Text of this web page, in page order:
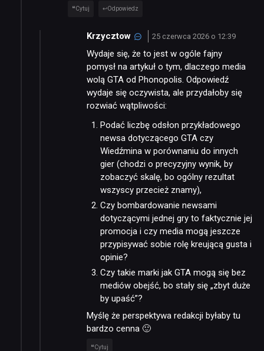
Cytuj Odpowiedz
Krzycztow 25 czerwca 2026 o 12:39
Wydaje się, że to jest w ogóle fajny
pomysł na artykuł o tym, dlaczego media
wolą GTA od Phonopolis. Odpowiedź
wydaje się oczywista, ale przydałoby się
rozwiać wątpliwości:
Podać liczbę odsłon przykładowego
newsa dotyczącego GTA czy
Wiedźmina w porównaniu do innych
gier (chodzi o precyzyjny wynik, by
zobaczyć skalę, bo ogólny rezultat
wszyscy przecież znamy),
Czy bombardowanie newsami
dotyczącymi jednej gry to faktycznie jej
promocja i czy media mogą jeszcze
przypisywać sobie rolę kreującą gusta i
opinie?
Czy takie marki jak GTA mogą się bez
mediów obejść, bo stały się „zbyt duże
by upaść”?
Myślę że perspektywa redakcji byłaby tu
bardzo cenna 🙂
Cytuj